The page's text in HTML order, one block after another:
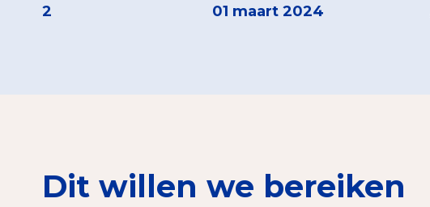
2
01 maart 2024
Dit willen we bereiken